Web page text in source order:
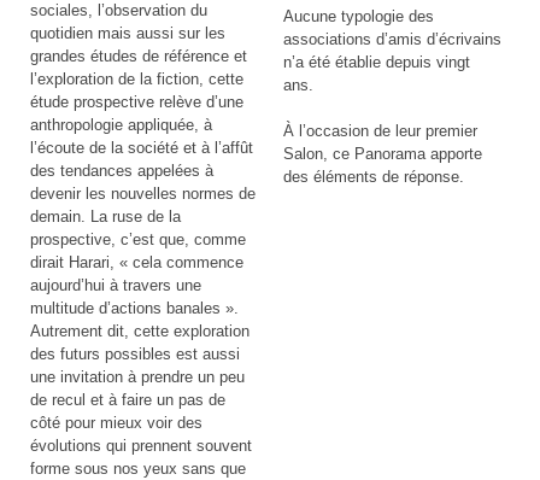
sociales, l’observation du
quotidien mais aussi sur les
grandes études de référence et
l’exploration de la fiction, cette
étude prospective relève d’une
anthropologie appliquée, à
l’écoute de la société et à l’affût
des tendances appelées à
devenir les nouvelles normes de
demain. La ruse de la
prospective, c’est que, comme
dirait Harari, « cela commence
aujourd’hui à travers une
multitude d’actions banales ».
Autrement dit, cette exploration
des futurs possibles est aussi
une invitation à prendre un peu
de recul et à faire un pas de
côté pour mieux voir des
évolutions qui prennent souvent
forme sous nos yeux sans que
Aucune typologie des
associations d’amis d’écrivains
n’a été établie depuis vingt
ans.
À l’occasion de leur premier
Salon, ce Panorama apporte
des éléments de réponse.